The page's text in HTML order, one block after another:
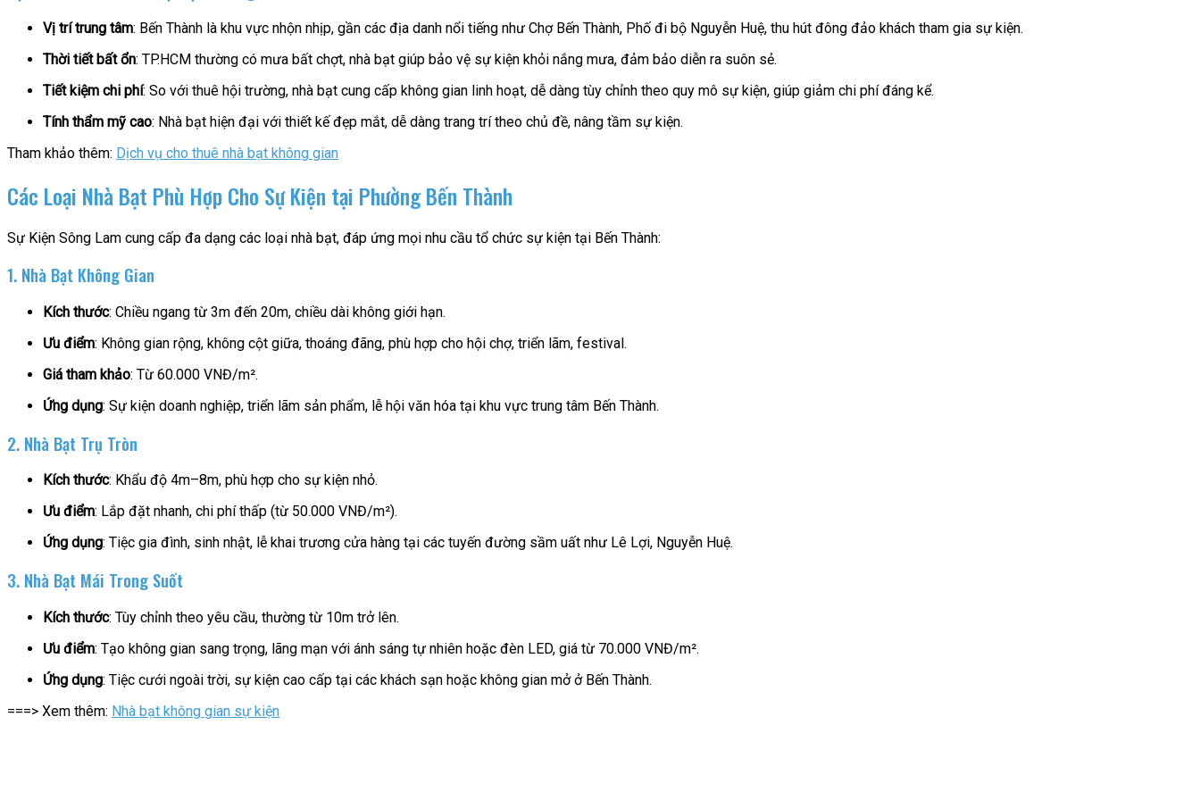
Vị trí trung tâm: Bến Thành là khu vực nhộn nhịp, gần các địa danh nổi tiếng như Chợ Bến Thành, Phố đi bộ Nguyễn Huệ, thu hút đông đảo khách tham gia sự kiện.
Thời tiết bất ổn: TP.HCM thường có mưa bất chợt, nhà bạt giúp bảo vệ sự kiện khỏi nắng mưa, đảm bảo diễn ra suôn sẻ.
Tiết kiệm chi phí: So với thuê hội trường, nhà bạt cung cấp không gian linh hoạt, dễ dàng tùy chỉnh theo quy mô sự kiện, giúp giảm chi phí đáng kể.
Tính thẩm mỹ cao: Nhà bạt hiện đại với thiết kế đẹp mắt, dễ dàng trang trí theo chủ đề, nâng tầm sự kiện.
Tham khảo thêm: Dịch vụ cho thuê nhà bạt không gian
Các Loại Nhà Bạt Phù Hợp Cho Sự Kiện tại Phường Bến Thành
Sự Kiện Sông Lam cung cấp đa dạng các loại nhà bạt, đáp ứng mọi nhu cầu tổ chức sự kiện tại Bến Thành:
1. Nhà Bạt Không Gian
Kích thước: Chiều ngang từ 3m đến 20m, chiều dài không giới hạn.
Ưu điểm: Không gian rộng, không cột giữa, thoáng đãng, phù hợp cho hội chợ, triển lãm, festival.
Giá tham khảo: Từ 60.000 VNĐ/m².
Ứng dụng: Sự kiện doanh nghiệp, triển lãm sản phẩm, lễ hội văn hóa tại khu vực trung tâm Bến Thành.
2. Nhà Bạt Trụ Tròn
Kích thước: Khẩu độ 4m–8m, phù hợp cho sự kiện nhỏ.
Ưu điểm: Lắp đặt nhanh, chi phí thấp (từ 50.000 VNĐ/m²).
Ứng dụng: Tiệc gia đình, sinh nhật, lễ khai trương cửa hàng tại các tuyến đường sầm uất như Lê Lợi, Nguyễn Huệ.
3. Nhà Bạt Mái Trong Suốt
Kích thước: Tùy chỉnh theo yêu cầu, thường từ 10m trở lên.
Ưu điểm: Tạo không gian sang trọng, lãng mạn với ánh sáng tự nhiên hoặc đèn LED, giá từ 70.000 VNĐ/m².
Ứng dụng: Tiệc cưới ngoài trời, sự kiện cao cấp tại các khách sạn hoặc không gian mở ở Bến Thành.
===> Xem thêm: Nhà bạt không gian sự kiện